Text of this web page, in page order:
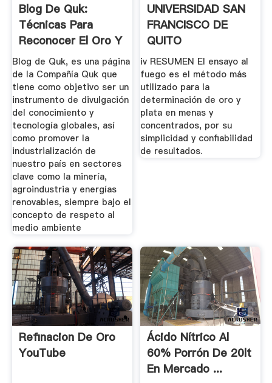
Blog De Quk:
Técnicas Para
Reconocer El Oro Y
La Plata (2)
Blog de Quk, es una página
de la Compañía Quk que
tiene como objetivo ser un
instrumento de divulgación
del conocimiento y
tecnología globales, así
como promover la
industrialización de
nuestro país en sectores
clave como la minería,
agroindustria y energías
renovables, siempre bajo el
concepto de respeto al
medio ambiente
UNIVERSIDAD SAN
FRANCISCO DE
QUITO
iv RESUMEN El ensayo al
fuego es el método más
utilizado para la
determinación de oro y
plata en menas y
concentrados, por su
simplicidad y confiabilidad
de resultados.
Refinacion De Oro
YouTube
Ácido Nítrico Al
60% Porrón De 20lt
En Mercado ...